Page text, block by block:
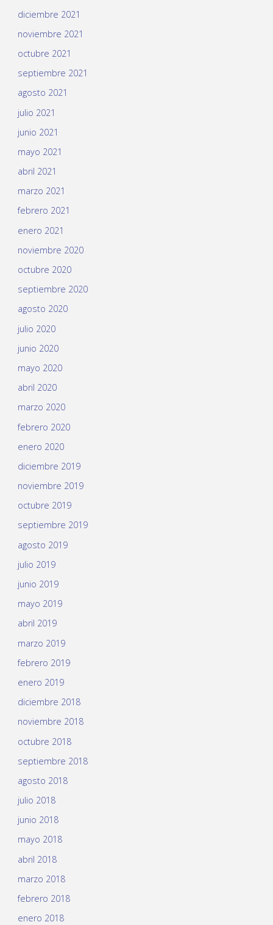
diciembre 2021
noviembre 2021
octubre 2021
septiembre 2021
agosto 2021
julio 2021
junio 2021
mayo 2021
abril 2021
marzo 2021
febrero 2021
enero 2021
noviembre 2020
octubre 2020
septiembre 2020
agosto 2020
julio 2020
junio 2020
mayo 2020
abril 2020
marzo 2020
febrero 2020
enero 2020
diciembre 2019
noviembre 2019
octubre 2019
septiembre 2019
agosto 2019
julio 2019
junio 2019
mayo 2019
abril 2019
marzo 2019
febrero 2019
enero 2019
diciembre 2018
noviembre 2018
octubre 2018
septiembre 2018
agosto 2018
julio 2018
junio 2018
mayo 2018
abril 2018
marzo 2018
febrero 2018
enero 2018